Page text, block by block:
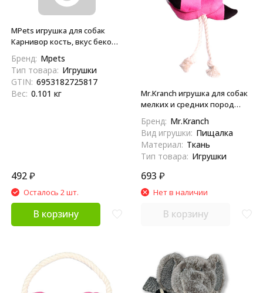
MPets игрушка для собак
Карнивор кость, вкус бекона,
Бренд: Mpets
Тип товара: Игрушки
GTIN: 6953182725817
Вес: 0.101 кг
492₽
Осталось 2 шт.
В корзину
Mr.Kranch игрушка для собак
мелких и средних пород
пищалкой, 24х13,5х6 см,
ярко-розовый
Бренд: Mr.Kranch
Вид игрушки: Пищалка
Материал: Ткань
Тип товара: Игрушки
693 ₽
Нет в наличии
В корзину